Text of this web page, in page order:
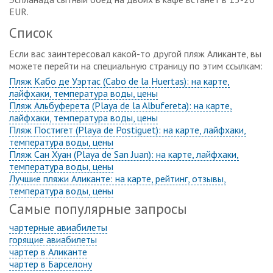
EUR.
Список
Если вас заинтересовал какой-то другой пляж Аликанте, вы
можете перейти на специальную страницу по этим ссылкам:
Пляж Кабо де Уэртас (Cabo de la Huertas): на карте,
лайфхаки, температура воды, цены
Пляж Альбуферета (Playa de la Albufereta): на карте,
лайфхаки, температура воды, цены
Пляж Постигет (Playa de Postiguet): на карте, лайфхаки,
температура воды, цены
Пляж Сан Хуан (Playa de San Juan): на карте, лайфхаки,
температура воды, цены
Лучшие пляжи Аликанте: на карте, рейтинг, отзывы,
температура воды, цены
Самые популярные запросы
чартерные авиабилеты
горящие авиабилеты
чартер в Аликанте
чартер в Барселону